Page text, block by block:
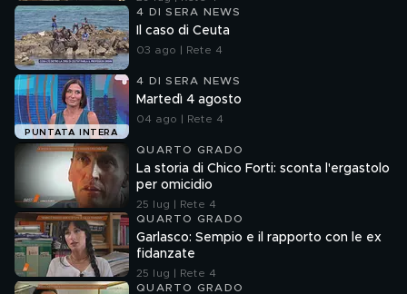
4 DI SERA NEWS
Il caso di Ceuta
03 ago | Rete 4
PUNTATA INTERA
4 DI SERA NEWS
Martedì 4 agosto
04 ago | Rete 4
QUARTO GRADO
La storia di Chico Forti: sconta l'ergastolo
per omicidio
25 lug | Rete 4
QUARTO GRADO
Garlasco: Sempio e il rapporto con le ex
fidanzate
25 lug | Rete 4
QUARTO GRADO